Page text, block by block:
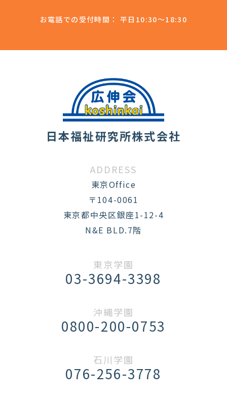
お電話での受付時間： 平日10:30～18:30
日本福祉研究所株式会社
ADDRESS
東京Office
〒104-0061
東京都中央区銀座1-12-4
N&E BLD.7階
東京学園
03-3694-3398
沖縄学園
0800-200-0753
石川学園
076-256-3778